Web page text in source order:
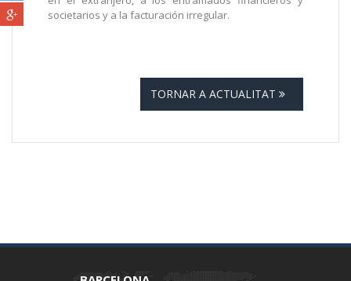
societarios y a la facturación irregular.
TORNAR A ACTUALITAT